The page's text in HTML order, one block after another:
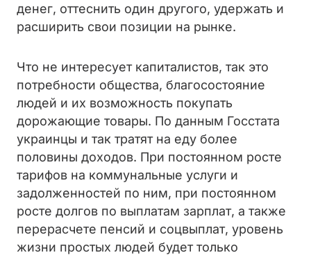
денег, оттеснить один другого, удержать и
расширить свои позиции на рынке.
Что не интересует капиталистов, так это
потребности общества, благосостояние
людей и их возможность покупать
дорожающие товары. По данным Госстата
украинцы и так тратят на еду более
половины доходов. При постоянном росте
тарифов на коммунальные услуги и
задолженностей по ним, при постоянном
росте долгов по выплатам зарплат, а также
перерасчете пенсий и соцвыплат, уровень
жизни простых людей будет только